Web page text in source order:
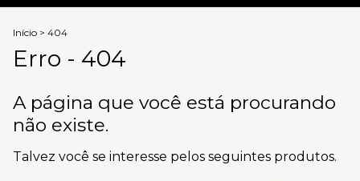
Início > 404
Erro - 404
A página que você está procurando
não existe.
Talvez você se interesse pelos seguintes produtos.